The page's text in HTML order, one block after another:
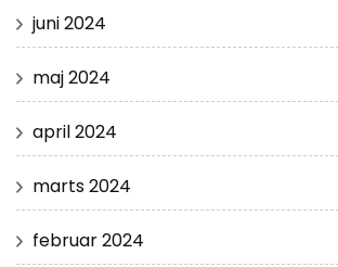
juni 2024
maj 2024
april 2024
marts 2024
februar 2024